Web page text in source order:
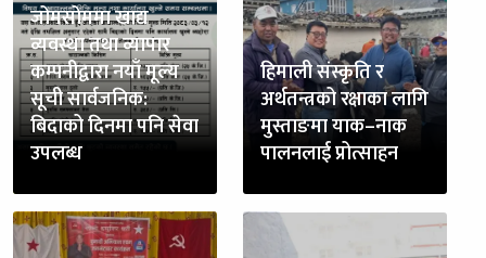
जोमसोममा खाद्य
व्यवस्था तथा व्यापार
कम्पनीद्वारा नयाँ मूल्य
सूची सार्वजनिक:
बिदाको दिनमा पनि सेवा
उपलब्ध
हिमाली संस्कृति र
अर्थतन्त्रको रक्षाका लागि
मुस्ताङमा याक–नाक
पालनलाई प्रोत्साहन